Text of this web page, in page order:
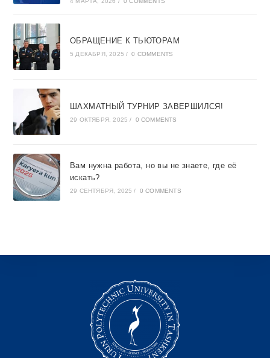
ОБРАЩЕНИЕ К ТЬЮТОРАМ
5 ДЕКАБРЯ, 2025 / 0 COMMENTS
ШАХМАТНЫЙ ТУРНИР ЗАВЕРШИЛСЯ!
29 ОКТЯБРЯ, 2025 / 0 COMMENTS
Вам нужна работа, но вы не знаете, где её
искать?
29 СЕНТЯБРЯ, 2025 / 0 COMMENTS